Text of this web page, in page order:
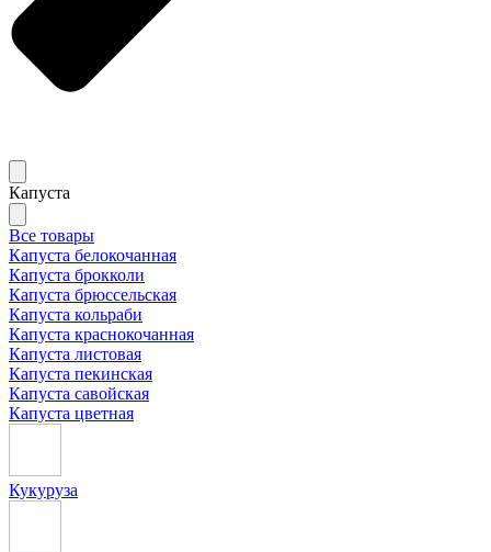
Капуста
Все товары
Капуста белокочанная
Капуста брокколи
Капуста брюссельская
Капуста кольраби
Капуста краснокочанная
Капуста листовая
Капуста пекинская
Капуста савойская
Капуста цветная
Кукуруза